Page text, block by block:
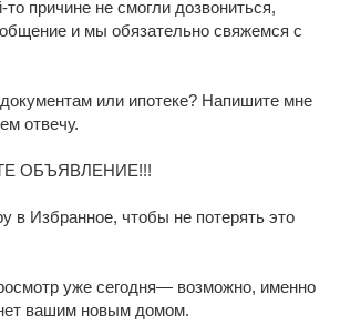
причине не смогли дозвониться,
и мы обязательно свяжемся с
или ипотеке? Напишите мне
отвечу.
ОБЪЯВЛЕНИЕ!!!
в Избранное, чтобы не потерять это
уже сегодня— возможно, именно
вашим новым домом.